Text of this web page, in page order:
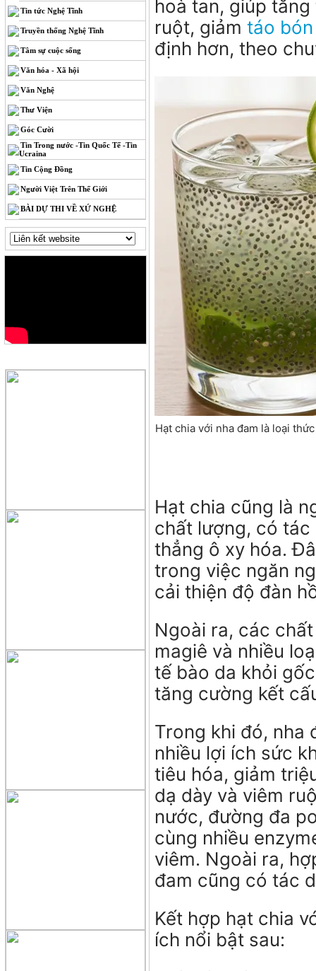
Tin tức Nghệ Tĩnh
Truyền thống Nghệ Tĩnh
Tâm sự cuộc sống
Văn hóa - Xã hội
Văn Nghệ
Thư Viện
Góc Cười
Tin Trong nước -Tin Quốc Tế -Tin
Ucraina
Tin Cộng Đồng
Người Việt Trên Thế Giới
BÀI DỰ THI VỀ XỨ NGHỆ
hoà tan, giúp
ruột, giảm táo bón
định hơn, theo
Hạt chia với nha đam là loại
Hạt chia cũng là
chất lượng, có
thẳng ô xy hóa.
trong việc ngăn
cải thiện độ đàn
Ngoài ra, các
magiê và nhiều
tế bào da khỏi
tăng cường kết
Trong khi đó, nha
nhiều lợi ích sức
tiêu hóa, giảm
dạ dày và viêm
nước, đường đa
cùng nhiều
viêm. Ngoài ra,
đam cũng có tác
Kết hợp hạt chia
ích nổi bật sau: